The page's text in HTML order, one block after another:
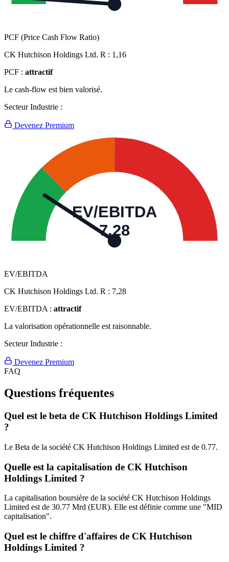
PCF (Price Cash Flow Ratio)
CK Hutchison Holdings Ltd. R : 1,16
PCF : attractif
Le cash-flow est bien valorisé.
Secteur Industrie :
Devenez Premium
EV/EBITDA
7,28
EV/EBITDA
CK Hutchison Holdings Ltd. R : 7,28
EV/EBITDA : attractif
La valorisation opérationnelle est raisonnable.
Secteur Industrie :
Devenez Premium
FAQ
Questions fréquentes
Quel est le beta de CK Hutchison Holdings Limited
?
Le Beta de la société CK Hutchison Holdings Limited est de 0.77.
Quelle est la capitalisation de CK Hutchison
Holdings Limited ?
La capitalisation boursière de la société CK Hutchison Holdings
Limited est de 30.77 Mrd (EUR). Elle est définie comme une "MID
capitalisation".
Quel est le chiffre d'affaires de CK Hutchison
Holdings Limited ?